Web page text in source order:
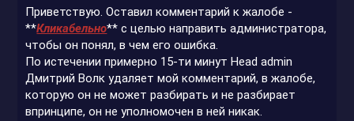
Приветствую. Оставил комментарий к жалобе -
**Кликабельно** с целью направить администратора,
чтобы он понял, в чем его ошибка.
По истечении примерно 15-ти минут Head admin
Дмитрий Волк удаляет мой комментарий, в жалобе,
которую он не может разбирать и не разбирает
впринципе, он не уполномочен в ней никак.